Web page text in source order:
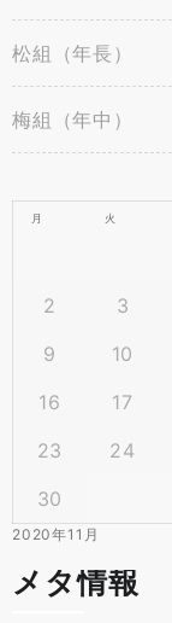
松組（年長）
梅組（年中）
2020年11月
月 火
2
3
9
10
16
17
23
24
30
メタ情報